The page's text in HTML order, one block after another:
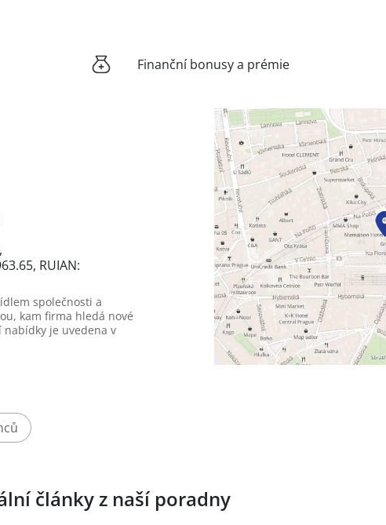
Finanční bonusy a prémie
RUIAN:
společnosti a
kam firma hledá nové
nabídky je uvedena v
články z naší poradny